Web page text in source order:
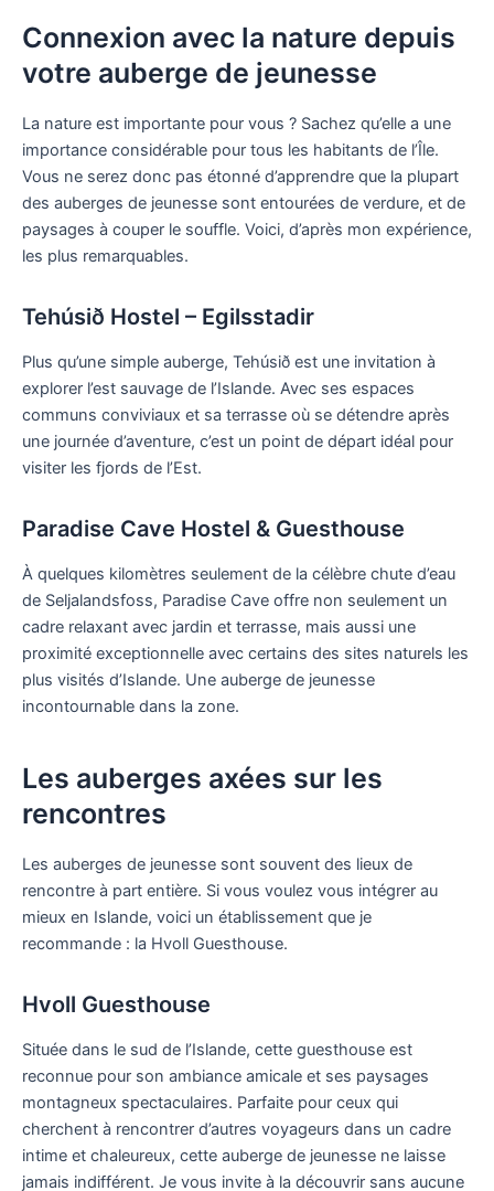
Connexion avec la nature depuis
votre auberge de jeunesse
La nature est importante pour vous ? Sachez qu’elle a une
importance considérable pour tous les habitants de l’Île.
Vous ne serez donc pas étonné d’apprendre que la plupart
des auberges de jeunesse sont entourées de verdure, et de
paysages à couper le souffle. Voici, d’après mon expérience,
les plus remarquables.
Tehúsið Hostel – Egilsstadir
Plus qu’une simple auberge, Tehúsið est une invitation à
explorer l’est sauvage de l’Islande. Avec ses espaces
communs conviviaux et sa terrasse où se détendre après
une journée d’aventure, c’est un point de départ idéal pour
visiter les fjords de l’Est.
Paradise Cave Hostel & Guesthouse
À quelques kilomètres seulement de la célèbre chute d’eau
de Seljalandsfoss, Paradise Cave offre non seulement un
cadre relaxant avec jardin et terrasse, mais aussi une
proximité exceptionnelle avec certains des sites naturels les
plus visités d’Islande. Une auberge de jeunesse
incontournable dans la zone.
Les auberges axées sur les
rencontres
Les auberges de jeunesse sont souvent des lieux de
rencontre à part entière. Si vous voulez vous intégrer au
mieux en Islande, voici un établissement que je
recommande : la Hvoll Guesthouse.
Hvoll Guesthouse
Située dans le sud de l’Islande, cette guesthouse est
reconnue pour son ambiance amicale et ses paysages
montagneux spectaculaires. Parfaite pour ceux qui
cherchent à rencontrer d’autres voyageurs dans un cadre
intime et chaleureux, cette auberge de jeunesse ne laisse
jamais indifférent. Je vous invite à la découvrir sans aucune